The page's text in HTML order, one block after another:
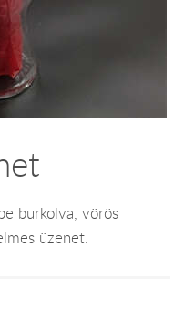
burkolva, vörös
üzenet.